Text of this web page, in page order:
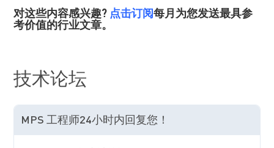
对这些内容感兴趣? 点击订阅每月为您发送最具参
考价值的行业文章。
技术论坛
MPS 工程师24小时内回复您！